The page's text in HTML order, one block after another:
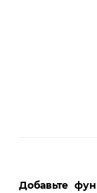
Добавьте